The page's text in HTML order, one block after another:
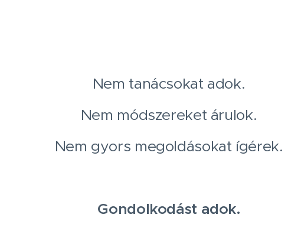
Nem tanácsokat adok.
Nem módszereket árulok.
Nem gyors megoldásokat ígérek.
Gondolkodást adok.